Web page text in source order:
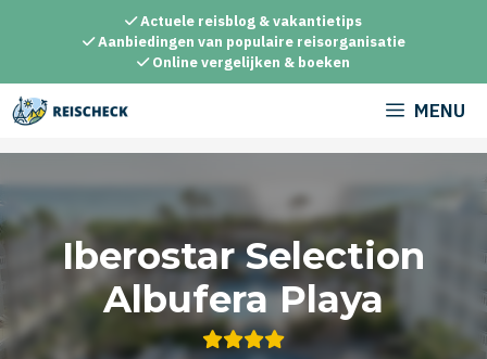
inhoud
Actuele reisblog & vakantietips
Aanbiedingen van populaire reisorganisatie
Online vergelijken & boeken
MENU
Iberostar Selection
Albufera Playa